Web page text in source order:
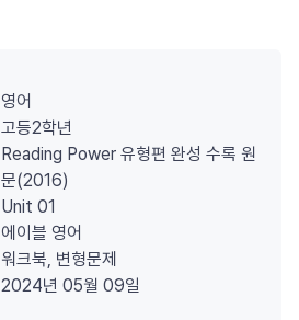
영어
고등2학년
Reading Power 유형편 완성 수록 원
문(2016)
Unit 01
에이블 영어
워크북, 변형문제
2024년 05월 09일